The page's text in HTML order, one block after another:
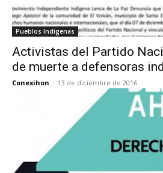
Pueblos Indígenas
Activistas del Partido
de muerte a defensoras
Conexihon - 13 de diciembre de 2016